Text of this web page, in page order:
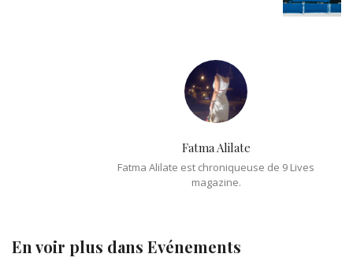
Fatma Alilate
Fatma Alilate est chroniqueuse de 9 Lives
magazine.
En voir plus dans Evénements